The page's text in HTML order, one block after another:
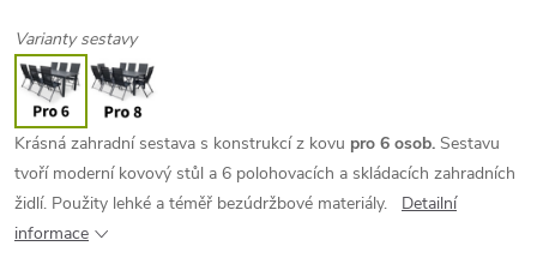
Varianty sestavy
Krásná zahradní sestava s konstrukcí z kovu pro 6 osob. Sestavu
tvoří moderní kovový stůl a 6 polohovacích a skládacích zahradních
židlí. Použity lehké a téměř bezúdržbové materiály.
Detailní
informace